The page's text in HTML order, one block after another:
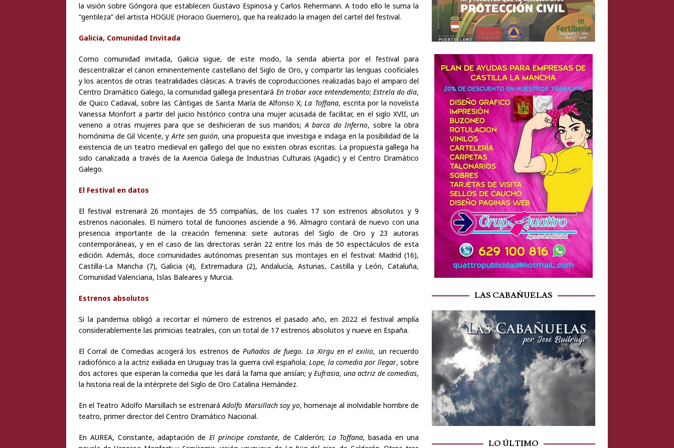
la visión sobre Góngora que establecen Gustavo Espinosa y Carlos Rehermann. A todo ello le suma la
“gentileza” del artista HOGUE (Horacio Guerriero), que ha realizado la imagen del cartel del festival.
Galicia, Comunidad Invitada
Como comunidad invitada, Galicia sigue, de este modo, la senda abierta por el festival para
descentralizar el canon eminentemente castellano del Siglo de Oro, y compartir las lenguas cooficiales
y los acentos de otras teatralidades clásicas. A través de coproducciones realizadas bajo el amparo del
Centro Dramático Galego, la comunidad gallega presentará En trobar xace entendemento; Estrela do día,
de Quico Cadaval, sobre las Cántigas de Santa María de Alfonso X;La Toffana, escrita por la novelista
Vanessa Monfort a partir del juicio histórico contra una mujer acusada de facilitar, en el siglo XVII, un
veneno a otras mujeres para que se deshicieran de sus maridos; A barca do Inferno, sobre la obra
homónima de Gil Vicente, yArte sen guión, una propuesta que investiga e indaga en la posibilidad de la
existencia de un teatro medieval en gallego del que no existen obras escritas. La propuesta gallega ha
sido canalizada a través de la Axencia Galega de Industrias Culturais (Agadic) y el Centro Dramático
Galego.
El Festival en datos
El festival estrenará 26 montajes de 55 compañías, de los cuales 17 son estrenos absolutos y 9
estrenos nacionales. El número total de funciones asciende a 96. Almagro contará de nuevo con una
presencia importante de la creación femenina: siete autoras del Siglo de Oro y 23 autoras
contemporáneas, y en el caso de las directoras serán 22 entre los más de 50 espectáculos de esta
edición. Además, doce comunidades autónomas presentan sus montajes en el festival: Madrid (16),
Castilla-La Mancha (7), Galicia (4), Extremadura (2), Andalucía, Asturias, Castilla y León, Cataluña,
Comunidad Valenciana, Islas Baleares y Murcia.
Estrenos absolutos
Si la pandemia obligó a recortar el número de estrenos el pasado año, en 2022 el festival amplía
considerablemente las primicias teatrales, con un total de 17 estrenos absolutos y nueve en España.
El Corral de Comedias acogerá los estrenos dePuñados de fuego. La Xirgu en el exilio, un recuerdo
radiofónico a la actriz exiliada en Uruguay tras la guerra civil española; Lope, la comedia por llegar, sobre
dos actores que esperan la comedia que les dará la fama que ansían; y Eufrasia, una actriz de comedias,
la historia real de la intérprete del Siglo de Oro Catalina Hernández.
En el Teatro Adolfo Marsillach se estrenaráAdolfo Marsillach soy yo, homenaje al inolvidable hombre de
teatro, primer director del Centro Dramático Nacional.
En AUREA, Constante, adaptación de El príncipe constante, de Calderón; La Toffana, basada en una
LAS CABAÑUELAS
LO ÚLTIMO